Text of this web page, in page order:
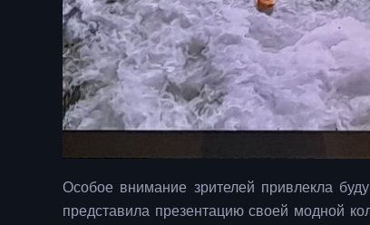
Особое внимание зрителей привлекла
представила презентацию своей модной